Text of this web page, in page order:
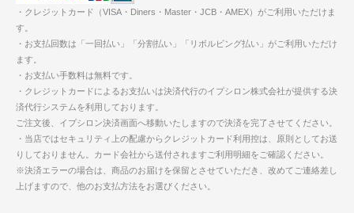
・クレジットカード（VISA・Diners・Master・JCB・AMEX）がご利用いただけま
す。
・お支払回数は「一回払い」「分割払い」「リボルビング払い」がご利用いただけ
ます。
・お支払い手数料は無料です。
・クレジットカードによるお支払いは決済代行のイプシロン株式会社が提供する決
済代行システムを利用しております。
ご注文後、イプシロン決済画面へ移動いたしますので決済を完了させてください。
・当店ではセキュリティ上の配慮からクレジットカード利用控は、原則としてお送
りしておりません。カード会社から送付されますご利用明細をご確認ください。
※決済エラーの場合は、商品のお届けを保留とさせていただき、改めてご連絡差し
上げますので、他のお支払方法をお選びください。